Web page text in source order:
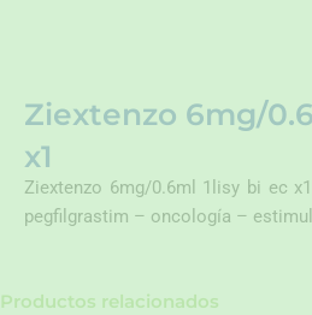
Ziextenzo 6mg/
x1
Ziextenzo 6mg/0.6ml 1lisy bi ec
pegfilgrastim – oncología –
Productos relacionados